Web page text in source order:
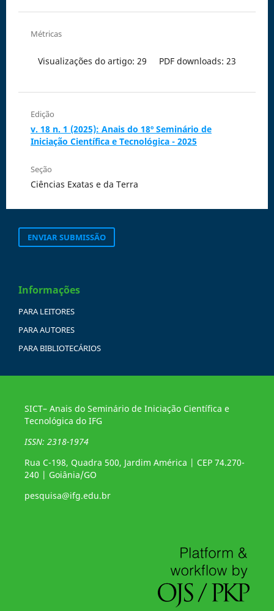
Métricas
Visualizações do artigo: 29 PDF downloads: 23
Edição
v. 18 n. 1 (2025): Anais do 18º Seminário de
Iniciação Científica e Tecnológica - 2025
Seção
Ciências Exatas e da Terra
ENVIAR SUBMISSÃO
Informações
PARA LEITORES
PARA AUTORES
PARA BIBLIOTECÁRIOS
SICT– Anais do Seminário de Iniciação Científica e
Tecnológica do IFG
ISSN: 2318-1974
Rua C-198, Quadra 500, Jardim América | CEP 74.270-
240 | Goiânia/GO
pesquisa@ifg.edu.br